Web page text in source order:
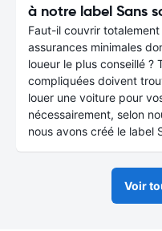
à notre label Sans
Faut-il couvrir
assurances minimales
loueur le plus conseillé ?
compliquées doivent
louer une voiture pour
nécessairement, selon
nous avons créé le label
Voir